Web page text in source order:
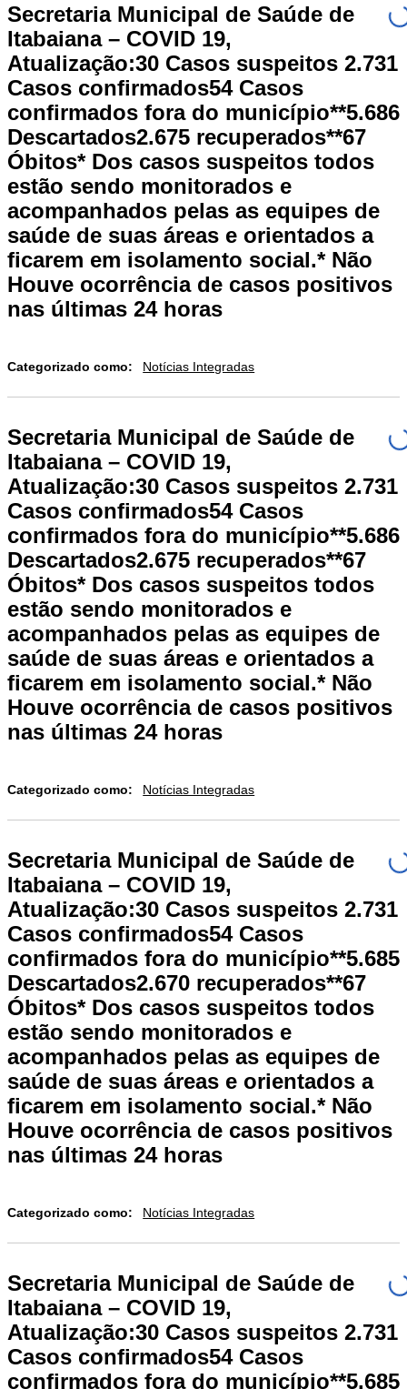
Secretaria Municipal de Saúde de
Itabaiana – COVID 19,
Atualização:30 Casos suspeitos 2.731
Casos confirmados54 Casos
confirmados fora do município**5.686
Descartados2.675 recuperados**67
Óbitos* Dos casos suspeitos todos
estão sendo monitorados e
acompanhados pelas as equipes de
saúde de suas áreas e orientados a
ficarem em isolamento social.* Não
Houve ocorrência de casos positivos
nas últimas 24 horas
Categorizado como: Notícias Integradas
Secretaria Municipal de Saúde de
Itabaiana – COVID 19,
Atualização:30 Casos suspeitos 2.731
Casos confirmados54 Casos
confirmados fora do município**5.686
Descartados2.675 recuperados**67
Óbitos* Dos casos suspeitos todos
estão sendo monitorados e
acompanhados pelas as equipes de
saúde de suas áreas e orientados a
ficarem em isolamento social.* Não
Houve ocorrência de casos positivos
nas últimas 24 horas
Categorizado como: Notícias Integradas
Secretaria Municipal de Saúde de
Itabaiana – COVID 19,
Atualização:30 Casos suspeitos 2.731
Casos confirmados54 Casos
confirmados fora do município**5.685
Descartados2.670 recuperados**67
Óbitos* Dos casos suspeitos todos
estão sendo monitorados e
acompanhados pelas as equipes de
saúde de suas áreas e orientados a
ficarem em isolamento social.* Não
Houve ocorrência de casos positivos
nas últimas 24 horas
Categorizado como: Notícias Integradas
Secretaria Municipal de Saúde de
Itabaiana – COVID 19,
Atualização:30 Casos suspeitos 2.731
Casos confirmados54 Casos
confirmados fora do município**5.685